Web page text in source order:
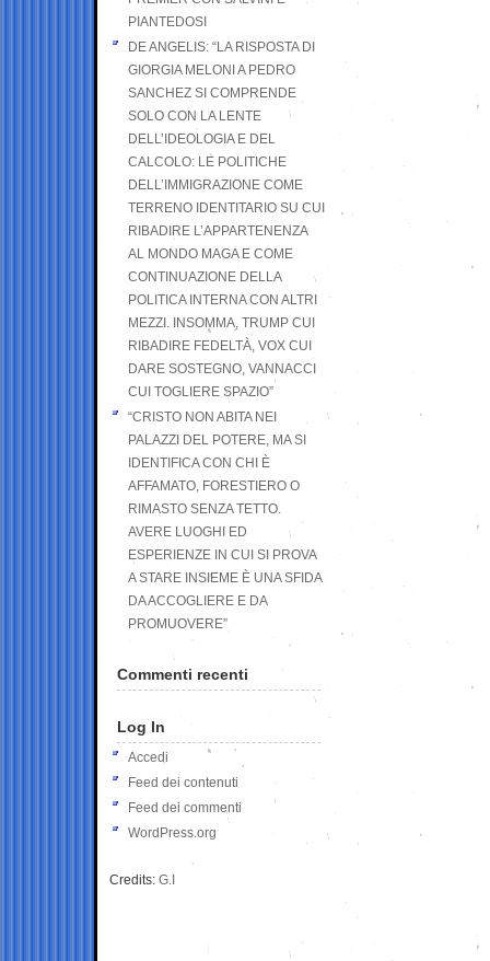
PIANTEDOSI
DE ANGELIS: “LA RISPOSTA DI
GIORGIA MELONI A PEDRO
SANCHEZ SI COMPRENDE
SOLO CON LA LENTE
DELL’IDEOLOGIA E DEL
CALCOLO: LE POLITICHE
DELL’IMMIGRAZIONE COME
TERRENO IDENTITARIO SU CUI
RIBADIRE L’APPARTENENZA
AL MONDO MAGA E COME
CONTINUAZIONE DELLA
POLITICA INTERNA CON ALTRI
MEZZI. INSOMMA, TRUMP CUI
RIBADIRE FEDELTÀ, VOX CUI
DARE SOSTEGNO, VANNACCI
CUI TOGLIERE SPAZIO”
“CRISTO NON ABITA NEI
PALAZZI DEL POTERE, MA SI
IDENTIFICA CON CHI È
AFFAMATO, FORESTIERO O
RIMASTO SENZA TETTO.
AVERE LUOGHI ED
ESPERIENZE IN CUI SI PROVA
A STARE INSIEME È UNA SFIDA
DA ACCOGLIERE E DA
PROMUOVERE”
Commenti recenti
Log In
Accedi
Feed dei contenuti
Feed dei commenti
WordPress.org
Credits: G.I